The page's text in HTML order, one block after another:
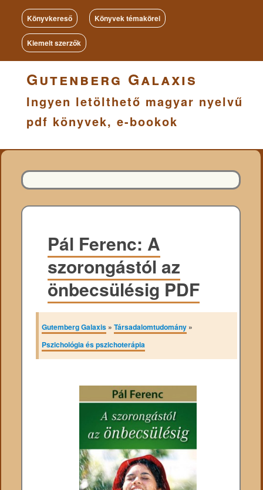
Könyvkereső Könyvek témakörei
Kiemelt szerzők
Gutenberg Galaxis
Ingyen letölthető magyar nyelvű
pdf könyvek, e-bookok
Pál Ferenc: A
szorongástól az
önbecsülésig PDF
Gutemberg Galaxis »Társadalomtudomány »
Pszichológia és pszichoterápia